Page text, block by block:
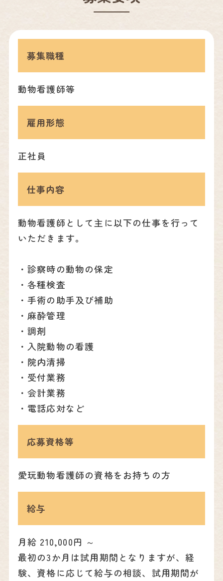
募集職種
動物看護師等
雇用形態
正社員
仕事内容
動物看護師として主に以下の仕事を行って
いただきます。
・診察時の動物の保定
・各種検査
・手術の助手及び補助
・麻酔管理
・調剤
・入院動物の看護
・院内清掃
・受付業務
・会計業務
・電話応対など
応募資格等
愛玩動物看護師の資格をお持ちの方
給与
月給 210,000円 ～
最初の3か月は試用期間となりますが、経
験、資格に応じて給与の相談、試用期間が